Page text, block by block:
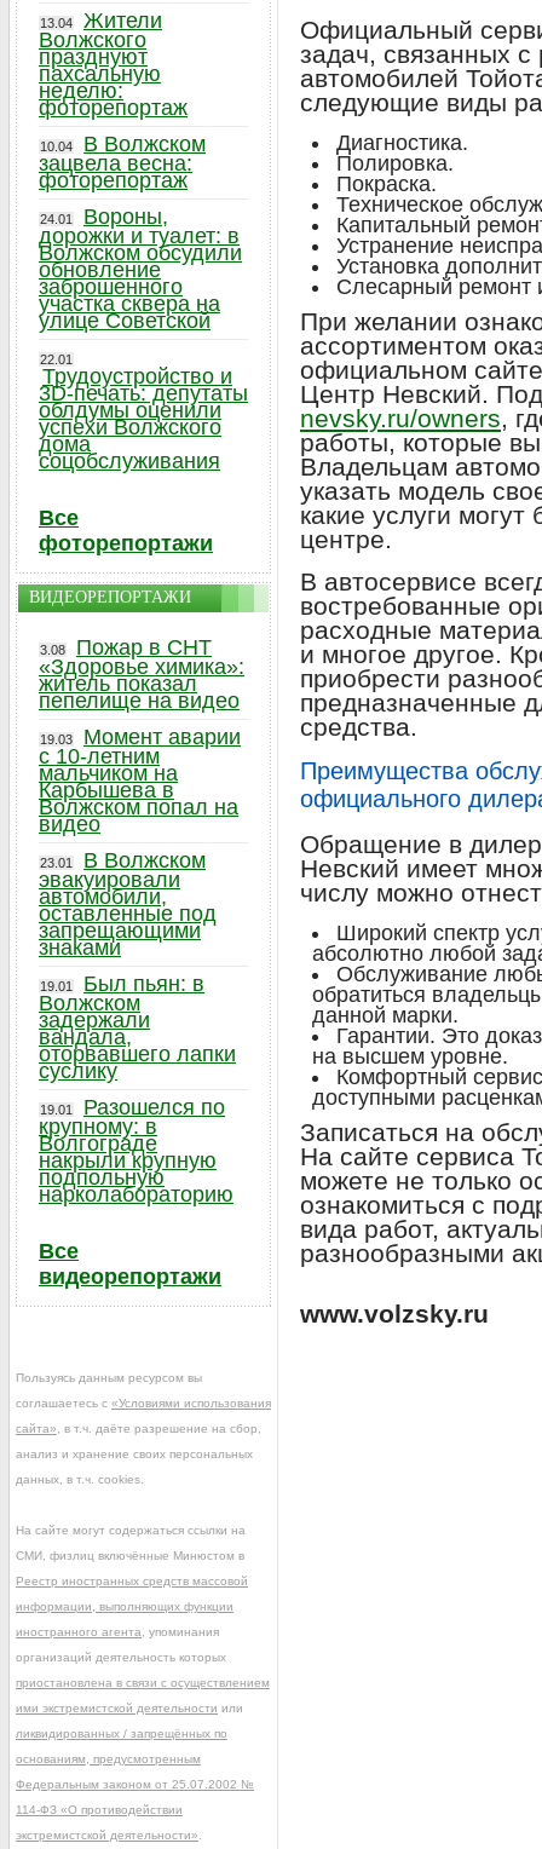
Официальный
задач, связанных
автомобилей
следующие виды
Диагностика.
Полировка.
Покраска.
Техническое
Капитальный
Устранение
Установка
Слесарный ремонт
При желании
ассортиментом
официальном
Центр Невский.
nevsky.ru/owners,
работы, которые
Владельцам
указать модель
какие услуги
центре.
В автосервисе
востребованные
расходные
и многое другое.
приобрести
предназначенные
средства.
Преимущества
официального
Обращение в
Невский имеет
числу можно
Широкий спектр
абсолютно любой
Обслуживание
обратиться
данной марки.
Гарантии. Это
на высшем уровне.
Комфортный
доступными
Записаться на
На сайте сервиса
можете не только
ознакомиться с
вида работ,
разнообразными
www.volzsky.ru
13.04
Жители
Волжского
празднуют
пахсальную
неделю:
фоторепортаж
10.04
В Волжском
зацвела весна:
фоторепортаж
24.01
Вороны,
дорожки и туалет: в
Волжском обсудили
обновление
заброшенного
участка сквера на
улице Советской
22.01
Трудоустройство и
3D-печать: депутаты
облдумы оценили
успехи Волжского
дома
соцобслуживания
Все
фоторепортажи
ВИДЕОРЕПОРТАЖИ
3.08
Пожар в СНТ
«Здоровье химика»:
житель показал
пепелище на видео
19.03
Момент аварии
с 10-летним
мальчиком на
Карбышева в
Волжском попал на
видео
23.01
В Волжском
эвакуировали
автомобили,
оставленные под
запрещающими
знаками
19.01
Был пьян: в
Волжском
задержали
вандала,
оторвавшего лапки
суслику
19.01
Разошелся по
крупному: в
Волгограде
накрыли крупную
подпольную
нарколабораторию
Все
видеорепортажи
Пользуясь данным ресурсом вы
соглашаетесь с «Условиями использования
сайта» , в т.ч. даёте разрешение на сбор,
анализ и хранение своих персональных
данных, в т.ч. cookies.
На сайте могут содержаться ссылки на
СМИ, физлиц включённые Минюстом в
Реестр иностранных средств массовой
информации, выполняющих функции
иностранного агента , упоминания
организаций деятельность которых
приостановлена в связи с осуществлением
ими экстремистской деятельности или
ликвидированных / запрещённых по
основаниям, предусмотренным
Федеральным законом от 25.07.2002 №
114-ФЗ «О противодействии
экстремистской деятельности»